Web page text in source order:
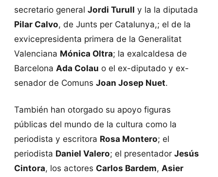
secretario general Jordi Turull y la la diputada
Pilar Calvo, de Junts per Catalunya,; el de la
exvicepresidenta primera de la Generalitat
Valenciana Mónica Oltra; la exalcaldesa de
Barcelona Ada Colau o el ex-diputado y ex-
senador de Comuns Joan Josep Nuet.
También han otorgado su apoyo figuras
públicas del mundo de la cultura como la
periodista y escritora Rosa Montero; el
periodista Daniel Valero; el presentador Jesús
Cintora, los actores Carlos Bardem, Asier